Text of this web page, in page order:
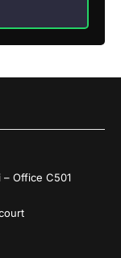
Office C501